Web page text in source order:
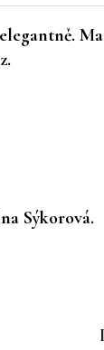
Sýkorová.